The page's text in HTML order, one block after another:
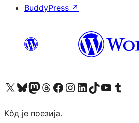
BuddyPress ↗
Visit our X (formerly Twitter) account
Посетите наш Bluesky налог
Visit our Mastodon account
Посетите наш налог на Threads-у Visit our Facebook page
Посетите наш Инстаграм налог
Visit our LinkedIn account
Посетите наш TikTok налог
Visit our YouTube channel
Посетите наш Tumblr налог
Кôд је поезија.